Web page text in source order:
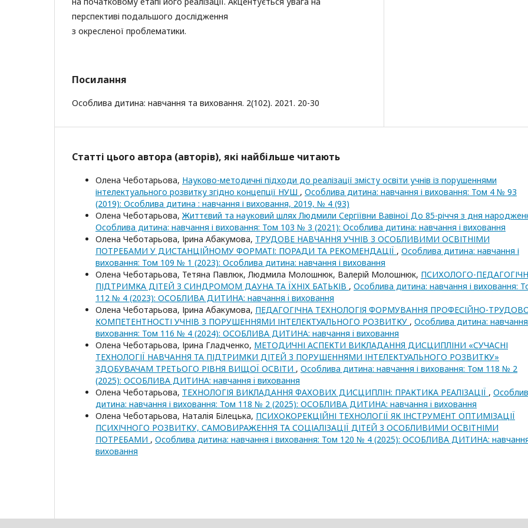
перспективі подальшого дослідження
з окресленої проблематики.
Посилання
Особлива дитина: навчання та виховання. 2(102). 2021. 20-30
Статті цього автора (авторів), які найбільше читають
Олена Чеботарьова, Науково-методичні підходи до реалізації змісту освіти учнів із порушеннями
інтелектуального розвитку згідно концепції НУШ , Особлива дитина: навчання і виховання: Том 4 № 93
(2019): Особлива дитина : навчання і виховання, 2019, № 4 (93)
Олена Чеботарьова, Життєвий та науковий шлях Людмили Сергіївни Вавіної До 85-річчя з дня
Особлива дитина: навчання і виховання: Том 103 № 3 (2021): Особлива дитина: навчання і виховання
Олена Чеботарьова, Ірина Абакумова, ТРУДОВЕ НАВЧАННЯ УЧНІВ З ОСОБЛИВИМИ ОСВІТНІМИ
ПОТРЕБАМИ У ДИСТАНЦІЙНОМУ ФОРМАТІ: ПОРАДИ ТА РЕКОМЕНДАЦІЇ , Особлива дитина: навчання і
виховання: Том 109 № 1 (2023): Особлива дитина: навчання і виховання
Олена Чеботарьова, Тетяна Павлюк, Людмила Молошнюк, Валерій Молошнюк, ПСИХОЛОГО-
ПІДТРИМКА ДІТЕЙ З СИНДРОМОМ ДАУНА ТА ЇХНІХ БАТЬКІВ , Особлива дитина: навчання і виховання:
112 № 4 (2023): ОСОБЛИВА ДИТИНА: навчання i виховання
Олена Чеботарьова, Ірина Абакумова, ПЕДАГОГІЧНА ТЕХНОЛОГІЯ ФОРМУВАННЯ ПРОФЕСІЙНО-
КОМПЕТЕНТНОСТІ УЧНІВ З ПОРУШЕННЯМИ ІНТЕЛЕКТУАЛЬНОГО РОЗВИТКУ , Особлива дитина: навчання
виховання: Том 116 № 4 (2024): ОСОБЛИВА ДИТИНА: навчання i виховання
Олена Чеботарьова, Ірина Гладченко, МЕТОДИЧНІ АСПЕКТИ ВИКЛАДАННЯ ДИСЦИПЛІНИ «СУЧАСНІ
ТЕХНОЛОГІЇ НАВЧАННЯ ТА ПІДТРИМКИ ДІТЕЙ З ПОРУШЕННЯМИ ІНТЕЛЕКТУАЛЬНОГО РОЗВИТКУ»
ЗДОБУВАЧАМ ТРЕТЬОГО РІВНЯ ВИЩОЇ ОСВІТИ , Особлива дитина: навчання і виховання: Том 118 № 2
(2025): ОСОБЛИВА ДИТИНА: навчання i виховання
Олена Чеботарьова, ТЕХНОЛОГІЯ ВИКЛАДАННЯ ФАХОВИХ ДИСЦИПЛІН: ПРАКТИКА РЕАЛІЗАЦІЇ ,
дитина: навчання і виховання: Том 118 № 2 (2025): ОСОБЛИВА ДИТИНА: навчання i виховання
Олена Чеботарьова, Наталiя Білецька, ПСИХОКОРЕКЦІЙНІ ТЕХНОЛОГІЇ ЯК ІНСТРУМЕНТ ОПТИМІЗАЦІЇ
ПСИХІЧНОГО РОЗВИТКУ, САМОВИРАЖЕННЯ ТА СОЦІАЛІЗАЦІЇ ДІТЕЙ З ОСОБЛИВИМИ ОСВІТНІМИ
ПОТРЕБАМИ , Особлива дитина: навчання і виховання: Том 120 № 4 (2025): ОСОБЛИВА ДИТИНА:
виховання